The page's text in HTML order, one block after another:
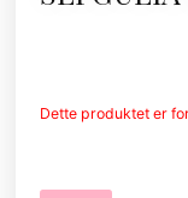
Dette produktet er